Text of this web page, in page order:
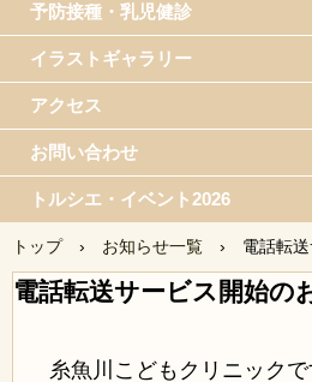
予防接種・乳児健診
イラストギャラリー
アクセス
お問い合わせ
トルシエ・イベント2026
トップ › お知らせ一覧 › 電話転
電話転送サービス開始の
糸魚川こどもクリニックで